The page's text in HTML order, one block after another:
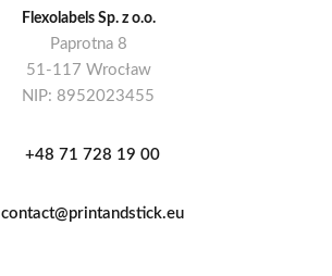
Flexolabels Sp. z o.o.
Paprotna 8
51-117 Wrocław
NIP: 8952023455
+48 71 728 19 00
contact@printandstick.eu